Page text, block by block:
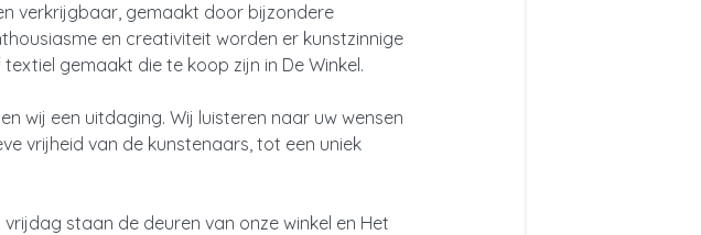
verkrijgbaar, gemaakt door bijzondere
en creativiteit worden er kunstzinnige
gemaakt die te koop zijn in De Winkel.
wij een uitdaging. Wij luisteren naar uw wensen
vrijheid van de kunstenaars, tot een uniek
staan de deuren van onze winkel en Het